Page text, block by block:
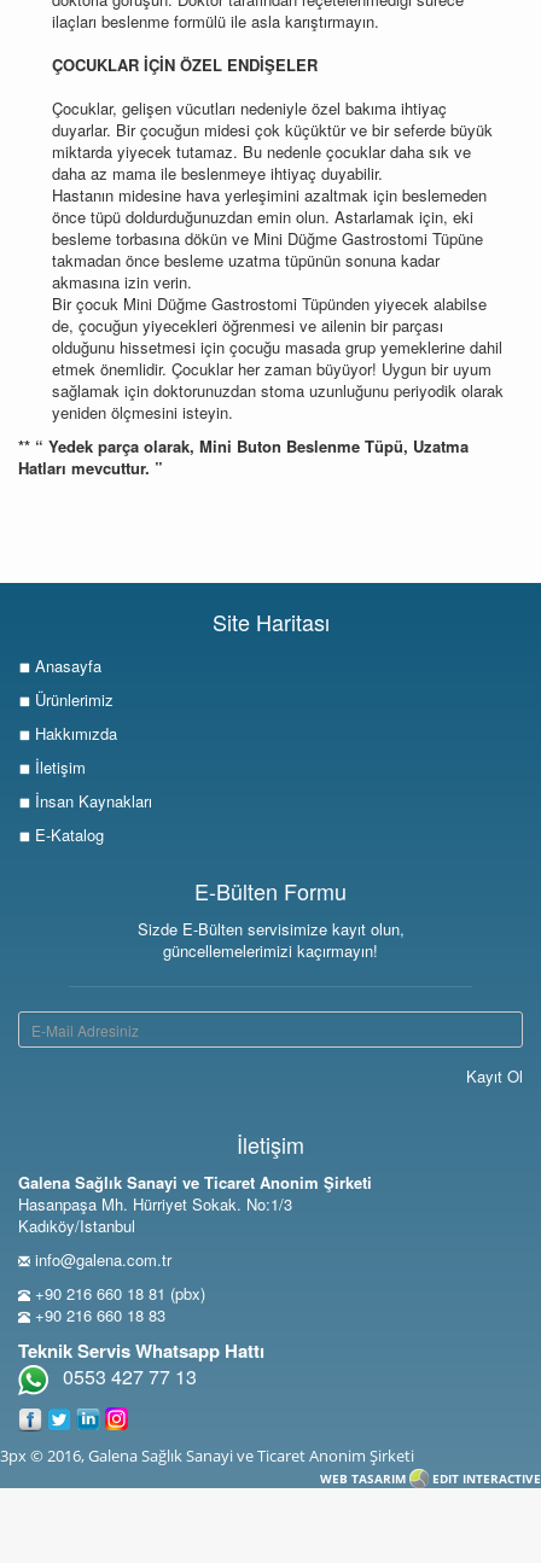
ilaçları beslenme formülü ile asla karıştırmayın.
ÇOCUKLAR İÇİN ÖZEL ENDİŞELER
Çocuklar, gelişen vücutları nedeniyle özel bakıma ihtiyaç
duyarlar. Bir çocuğun midesi çok küçüktür ve bir seferde büyük
miktarda yiyecek tutamaz. Bu nedenle çocuklar daha sık ve
daha az mama ile beslenmeye ihtiyaç duyabilir.
Hastanın midesine hava yerleşimini azaltmak için beslemeden
önce tüpü doldurduğunuzdan emin olun. Astarlamak için, eki
besleme torbasına dökün ve Mini Düğme Gastrostomi Tüpüne
takmadan önce besleme uzatma tüpünün sonuna kadar
akmasına izin verin.
Bir çocuk Mini Düğme Gastrostomi Tüpünden yiyecek alabilse
de, çocuğun yiyecekleri öğrenmesi ve ailenin bir parçası
olduğunu hissetmesi için çocuğu masada grup yemeklerine dahil
etmek önemlidir. Çocuklar her zaman büyüyor! Uygun bir uyum
sağlamak için doktorunuzdan stoma uzunluğunu periyodik olarak
yeniden ölçmesini isteyin.
** “ Yedek parça olarak, Mini Buton Beslenme Tüpü, Uzatma
Hatları mevcuttur. ”
Site Haritası
Anasayfa
Ürünlerimiz
Hakkımızda
İletişim
İnsan Kaynakları
E-Katalog
E-Bülten Formu
Sizde E-Bülten servisimize kayıt olun,
güncellemelerimizi kaçırmayın!
Kayıt Ol
İletişim
Galena Sağlık Sanayi ve Ticaret Anonim Şirketi
Hasanpaşa Mh. Hürriyet Sokak. No:1/3
Kadıköy/Istanbul
info@galena.com.tr
+90 216 660 18 81 (pbx)
+90 216 660 18 83
Teknik Servis Whatsapp Hattı
0553 427 77 13
3px © 2016, Galena Sağlık Sanayi ve Ticaret Anonim Şirketi
WEB TASARIM EDIT INTERACTIVE